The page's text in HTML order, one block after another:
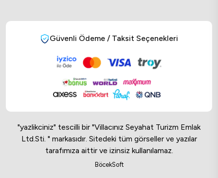
Güvenli Ödeme / Taksit Seçenekleri
"yazlikciniz" tescilli bir "Villacınız Seyahat Turizm Emlak
Ltd.Sti. " markasıdır. Sitedeki tüm görseller ve yazılar
tarafımıza aittir ve izinsiz kullanılamaz.
BöcekSoft
Online Musteri Temsilcisi